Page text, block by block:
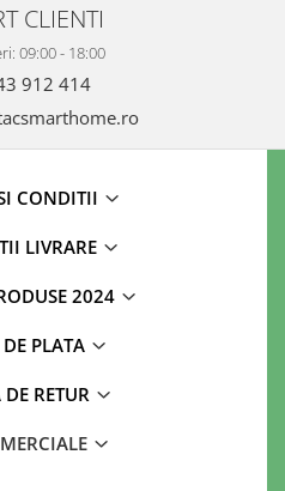
CLIENTI
09:00 - 18:00
912 414
CONDITII
LIVRARE
2024
PLATA
RETUR